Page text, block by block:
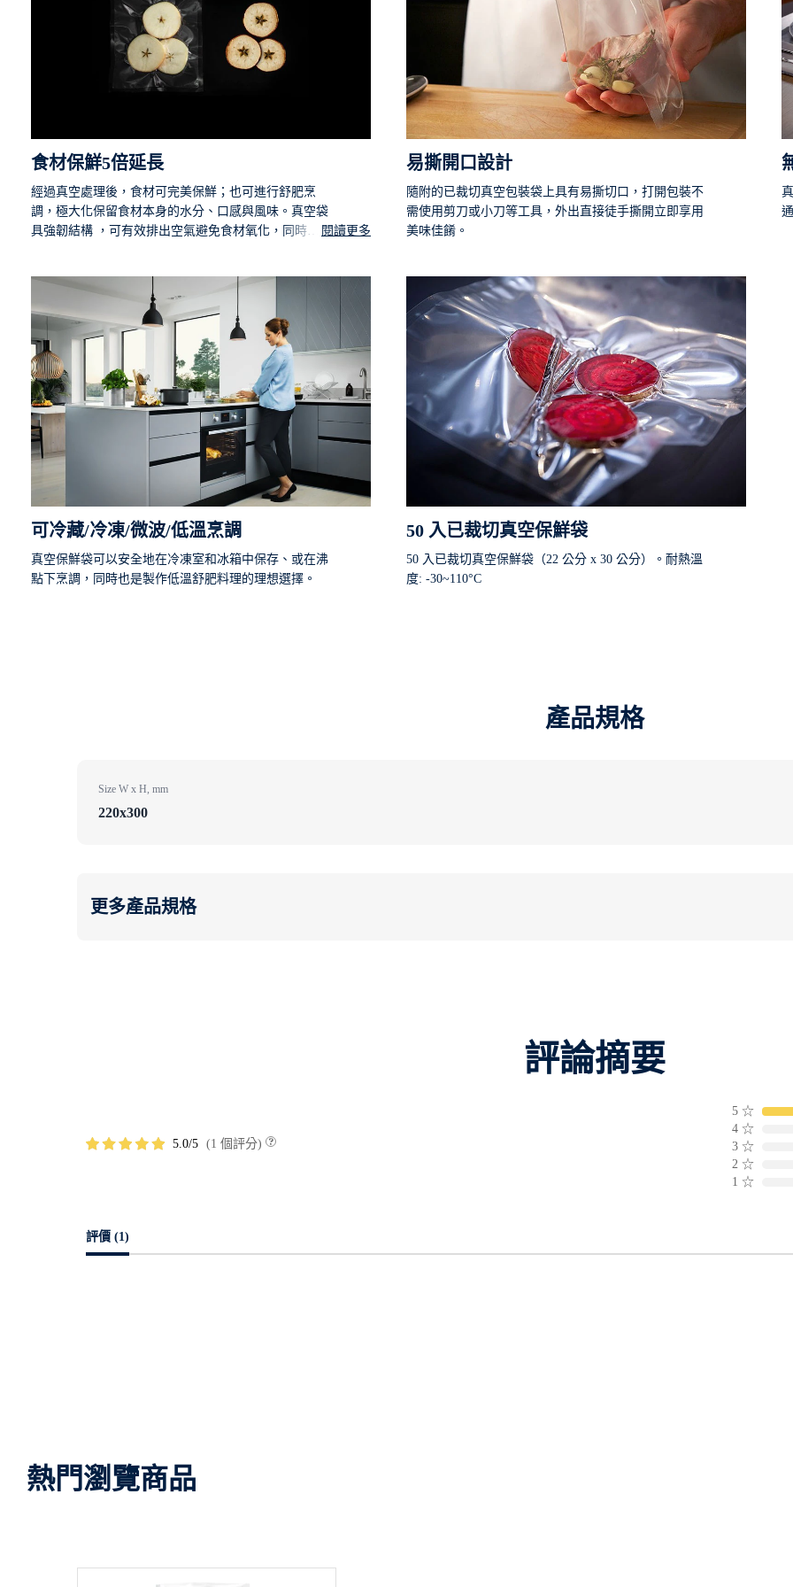
食材保鮮5倍延長
經過真空處理後，食材可完美保鮮；也可進行舒肥烹
調，極大化保留食材本身的水分、口感與風味。真空袋
具強韌結構 ，可有效排出空氣避免食材氧化，同時保
*此為根據2021年伊萊克斯的內部測試，食物在真空包裝及
沒有真空包裝下，放置在冰箱中保存的比較。實際的結果可
能因為食物本身的狀況、包裝的完整性、保存的溫度而不
同。
閱讀更多
易撕開口設計
隨附的已裁切真空包裝袋上具有易撕切口，打開包裝不
需使用剪刀或小刀等工具，外出直接徒手撕開立即享用
美味佳餚。
可冷藏/冷凍/微波/低溫烹調
真空保鮮袋可以安全地在冷凍室和冰箱中保存、或在沸
點下烹調，同時也是製作低溫舒肥料理的理想選擇。
50 入已裁切真空保鮮袋
50 入已裁切真空保鮮袋（22 公分 x 30 公分）。耐熱溫
度: -30~110°C
產品規格
Size W x H, mm
220x300
更多產品規格
評論摘要
5.0 1 個評分
5 ☆
4 ☆
3 ☆
2 ☆
1 ☆
評價 (1)
熱門瀏覽商品